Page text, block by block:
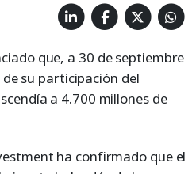
que, a 30 de septiembre
su participación del
a 4.700 millones de
ha confirmado que el